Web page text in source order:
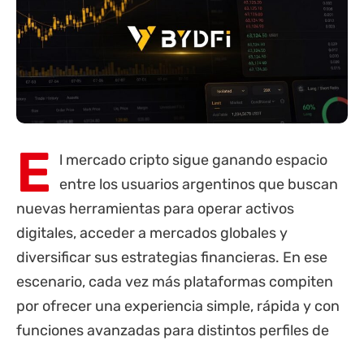
E
l mercado cripto sigue ganando espacio
entre los usuarios argentinos que buscan
nuevas herramientas para operar activos
digitales, acceder a mercados globales y
diversificar sus estrategias financieras. En ese
escenario, cada vez más plataformas compiten
por ofrecer una experiencia simple, rápida y con
funciones avanzadas para distintos perfiles de